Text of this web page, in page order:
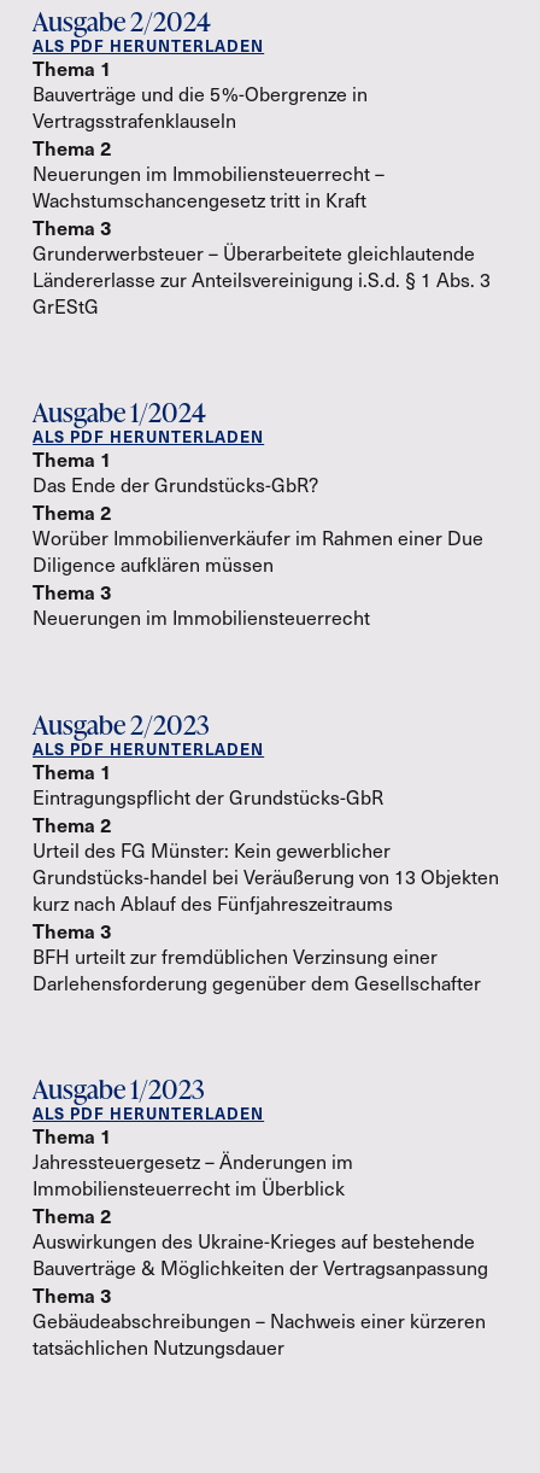
Ausgabe 2/2024
ALS PDF HERUNTERLADEN
Thema 1
Bauverträge und die 5 %-Obergrenze in
Vertragsstrafenklauseln
Thema 2
Neuerungen im Immobiliensteuerrecht –
Wachstumschancengesetz tritt in Kraft
Thema 3
Grunderwerbsteuer – Überarbeitete gleichlautende
Ländererlasse zur Anteilsvereinigung i.S.d. § 1 Abs. 3
GrEStG
Ausgabe 1/2024
ALS PDF HERUNTERLADEN
Thema 1
Das Ende der Grundstücks-GbR?
Thema 2
Worüber Immobilienverkäufer im Rahmen einer Due
Diligence aufklären müssen
Thema 3
Neuerungen im Immobiliensteuerrecht
Ausgabe 2/2023
ALS PDF HERUNTERLADEN
Thema 1
Eintragungspflicht der Grundstücks-GbR
Thema 2
Urteil des FG Münster: Kein gewerblicher
Grundstücks-handel bei Veräußerung von 13 Objekten
kurz nach Ablauf des Fünfjahreszeitraums
Thema 3
BFH urteilt zur fremdüblichen Verzinsung einer
Darlehensforderung gegenüber dem Gesellschafter
Ausgabe 1/2023
ALS PDF HERUNTERLADEN
Thema 1
Jahressteuergesetz – Änderungen im
Immobiliensteuerrecht im Überblick
Thema 2
Auswirkungen des Ukraine-Krieges auf bestehende
Bauverträge & Möglichkeiten der Vertragsanpassung
Thema 3
Gebäudeabschreibungen – Nachweis einer kürzeren
tatsächlichen Nutzungsdauer